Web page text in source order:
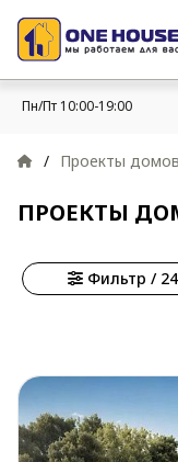
Пн/Пт 10:00-19:00
/ Проекты домов
ПРОЕКТЫ
Фильтр /